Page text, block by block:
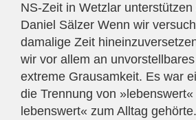
NS-Zeit in Wetzlar
Daniel Sälzer Wenn wir
damalige Zeit
wir vor allem an
extreme Grausamkeit. Es war
die Trennung von
lebenswert« zum Alltag